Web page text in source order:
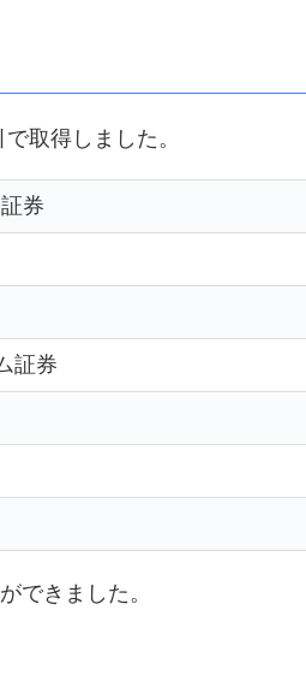
取得しました。
券
証券
できました。